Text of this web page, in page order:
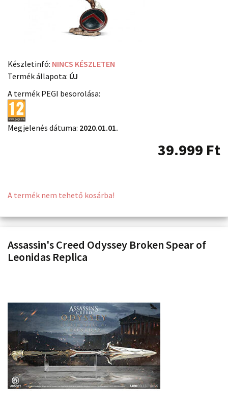
Készletinfó: NINCS KÉSZLETEN
Termék állapota: ÚJ
A termék PEGI besorolása:
Megjelenés dátuma: 2020.01.01.
39.999 Ft
A termék nem tehető kosárba!
Assassin's Creed Odyssey Broken Spear of
Leonidas Replica